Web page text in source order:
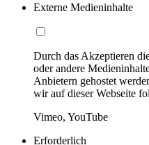
Externe Medieninhalte
Durch das Akzeptieren
oder andere
Anbietern gehostet
wir auf dieser Webseite
Vimeo, YouTube
Erforderlich